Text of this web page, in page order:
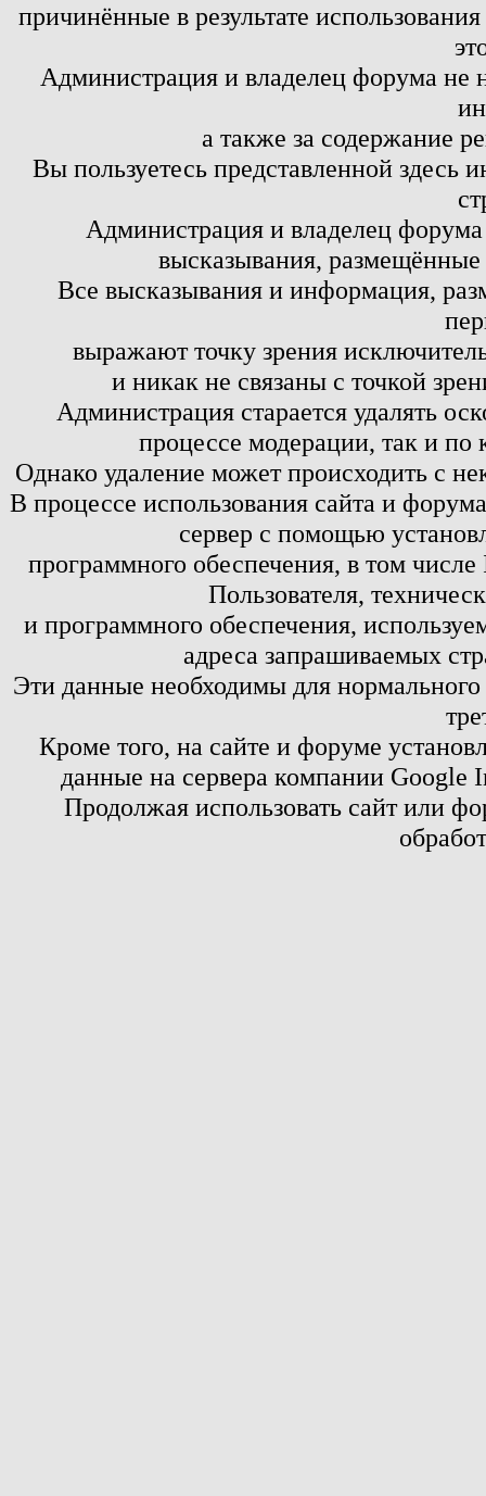
причинённые в результате
Администрация и владелец форума не
а также за содержание
Вы пользуетесь представленной здесь
Администрация и владелец
высказывания,
Все высказывания и информация,
выражают точку зрения
и никак не связаны с точкой
Администрация старается удалять
процессе модерации, так и по
Однако удаление может происходить с
В процессе использования сайта и
сервер с помощью
программного обеспечения, в том
Пользователя,
и программного обеспечения,
адреса запрашиваемых
Эти данные необходимы для
Кроме того, на сайте и форуме
данные на сервера компании
Продолжая использовать сайт или